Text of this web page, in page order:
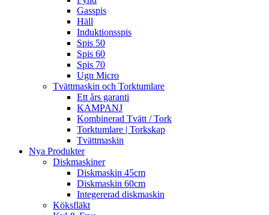
Gasspis
Häll
Induktionsspis
Spis 50
Spis 60
Spis 70
Ugn Micro
Tvättmaskin och Torktumlare
Ett års garanti
KAMPANJ
Kombinerad Tvätt / Tork
Torktumlare | Torkskap
Tvättmaskin
Nya Produkter
Diskmaskiner
Diskmaskin 45cm
Diskmaskin 60cm
Integererad diskmaskin
Köksfläkt